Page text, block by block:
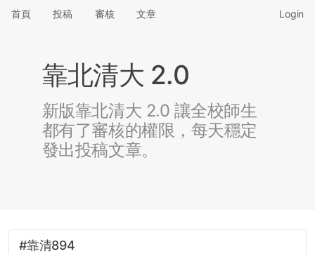
首頁 投稿 審核 文章 Login
靠北清大 2.0
新版靠北清大 2.0 讓全校師生
都有了審核的權限，每天穩定
發出投稿文章。
#靠清894